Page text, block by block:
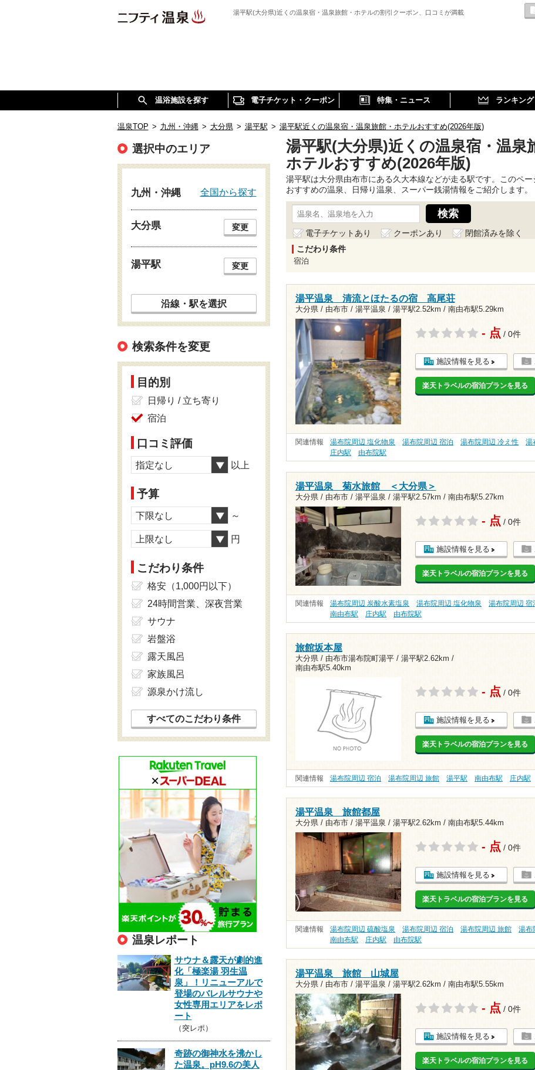
湯平駅(大分県)近くの温泉宿・温泉旅館・ホテルの割引クーポン、口コミが満載
温浴施設を探す 電子チケット・クーポン 特集・ニュース ランキング
温泉TOP > 九州・沖縄 > 大分県 > 湯平駅 > 湯平駅近くの温泉宿・温泉旅館・ホテルおすすめ(2026年版)
湯平駅(大分県)近くの温泉宿・温泉
ホテルおすすめ(2026年版)
湯平駅は大分県由布市にある久大本線などが走る駅です。このペ
おすすめの温泉、日帰り温泉、スーパー銭湯情報をご紹介します。
電子チケットあり クーポンあり
閉館済みを除く
こだわり条件
宿泊
湯平温泉 清流とほたるの宿 高尾荘
大分県 / 由布市 / 湯平温泉 / 湯平駅2.52km / 南由布駅5.29km
- 点 / 0件
施設情報を見る
楽天トラベルの宿泊プランを見る
関連情報 湯布院周辺 塩化物泉 湯布院周辺 宿泊 湯布院周辺 冷え性 湯
庄内駅
由布院駅
湯平温泉 菊水旅館 ＜大分県＞
大分県 / 由布市 / 湯平温泉 / 湯平駅2.57km / 南由布駅5.27km
- 点 / 0件
施設情報を見る
楽天トラベルの宿泊プランを見る
関連情報 湯布院周辺 炭酸水素塩泉 湯布院周辺 塩化物泉 湯布院周辺 宿
南由布駅
庄内駅 由布院駅
旅館坂本屋
大分県 / 由布市湯布院町湯平 / 湯平駅2.62km /
南由布駅5.40km
- 点 / 0件
施設情報を見る
楽天トラベルの宿泊プランを見る
関連情報 湯布院周辺 宿泊 湯布院周辺 旅館 湯平駅 南由布駅 庄内駅
湯平温泉 旅館都屋
大分県 / 由布市 / 湯平温泉 / 湯平駅2.62km / 南由布駅5.44km
- 点 / 0件
施設情報を見る
楽天トラベルの宿泊プランを見る
関連情報 湯布院周辺 硫酸塩泉 湯布院周辺 宿泊 湯布院周辺 旅館 湯布
南由布駅
庄内駅 由布院駅
湯平温泉 旅館 山城屋
大分県 / 由布市 / 湯平温泉 / 湯平駅2.62km / 南由布駅5.55km
- 点 / 0件
施設情報を見る
楽天トラベルの宿泊プランを見る
選択中のエリア
九州・沖縄 全国から探す
大分県 変更
湯平駅 変更
沿線・駅を選択
検索条件を変更
目的別
日帰り / 立ち寄り
宿泊
口コミ評価
指定なし 以上
予算
下限なし ～
上限なし 円
こだわり条件
格安（1,000円以下）
24時間営業、深夜営業
サウナ
岩盤浴
露天風呂
家族風呂
源泉かけ流し
すべてのこだわり条件
温泉レポート
サウナ＆露天が劇的進
化「極楽湯 羽生温
泉」！リニューアルで
登場のバレルサウナや
女性専用エリアをレポ
ート
（突レポ）
奇跡の御神水を沸かし
た温泉。pH9.6の美人